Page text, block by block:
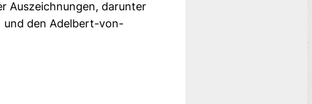
Auszeichnungen, darunter
und den Adelbert-von-